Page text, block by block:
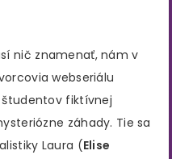
nič znamenať, nám v
webseriálu
študentov fiktívnej
záhady. Tie sa
Laura (Elise